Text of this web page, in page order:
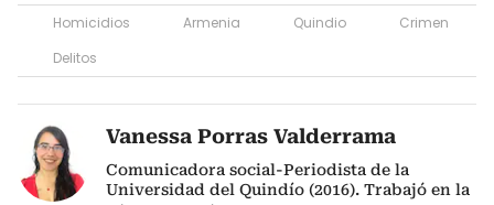
Homicidios Armenia Quindio
Crimen
Delitos
Vanessa Porras Valderrama
Comunicadora social-Periodista de la
Universidad del Quindío (2016). Trabajó en la